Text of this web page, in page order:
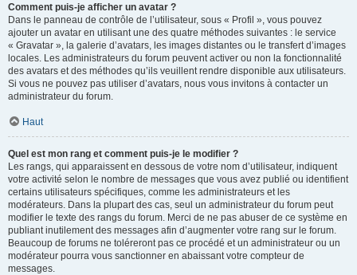
Comment puis-je afficher un avatar ?
Dans le panneau de contrôle de l’utilisateur, sous « Profil », vous pouvez
ajouter un avatar en utilisant une des quatre méthodes suivantes : le service
« Gravatar », la galerie d’avatars, les images distantes ou le transfert d’images
locales. Les administrateurs du forum peuvent activer ou non la fonctionnalité
des avatars et des méthodes qu’ils veuillent rendre disponible aux utilisateurs.
Si vous ne pouvez pas utiliser d’avatars, nous vous invitons à contacter un
administrateur du forum.
Haut
Quel est mon rang et comment puis-je le modifier ?
Les rangs, qui apparaissent en dessous de votre nom d’utilisateur, indiquent
votre activité selon le nombre de messages que vous avez publié ou identifient
certains utilisateurs spécifiques, comme les administrateurs et les
modérateurs. Dans la plupart des cas, seul un administrateur du forum peut
modifier le texte des rangs du forum. Merci de ne pas abuser de ce système en
publiant inutilement des messages afin d’augmenter votre rang sur le forum.
Beaucoup de forums ne toléreront pas ce procédé et un administrateur ou un
modérateur pourra vous sanctionner en abaissant votre compteur de
messages.